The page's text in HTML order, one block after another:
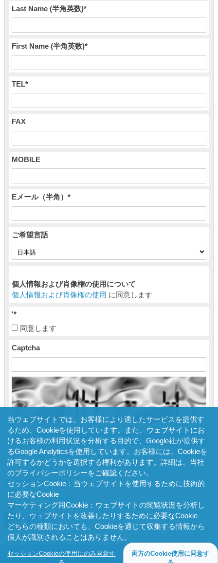
Last Name (半角英数)*
First Name (半角英数)*
TEL*
FAX
MOBILE
Eメール（半角） *
ご希望言語
個人情報および肖像権の使用について
個人情報および肖像権の使用 に同意します
'*
同意します
Captcha
個人情報の取り扱い
Follow us on:
© 2026 MDJ
当ウェブサイトでは、お客様により適したサービスを提供す
るため、Cookieを使用しています。また、ウェブサイトにお
けるお客様の利用状況を分析する目的で、Google社が提供す
るGoogle Analyticsを使用しています。お客様には、Cookieを
許可するかどうかを選択する権利があります。詳細は、 当社
のプライバシーポリシーをご確認ください。
セッションCookie：当ウェブサイトを使用するために技術的
に必要なCookie
マーケティング用Cookie：ウェブサイトの閲覧状況を分析し
たり、ウェブサイトを改善したりするために必要なCookie
どちらの種類においても、Cookieを通じて収集する情報から
個人が識別されることはありません。
両方のCookie使用に同意す
セッションCookieの使用にのみ同意す